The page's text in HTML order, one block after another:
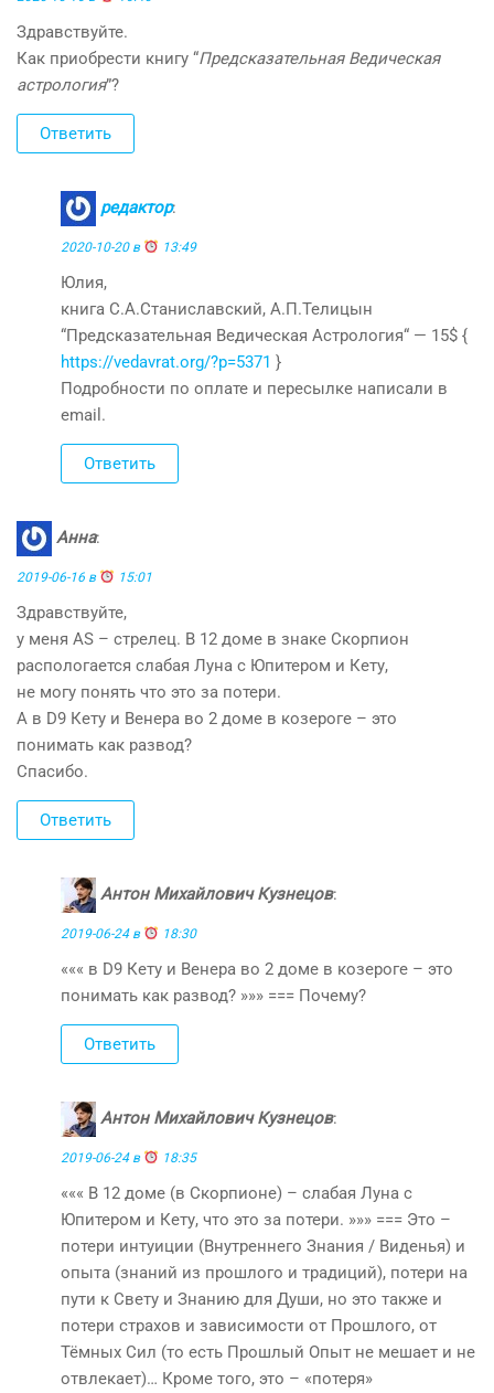
Здравствуйте.
Как приобрести книгу “Предсказательная Ведическая
астрология”?
Ответить
редактор:
2020-10-20 в 13:49
Юлия,
книга С.А.Станиславский, А.П.Телицын
“Предсказательная Ведическая Астрология“ — 15$ {
https://vedavrat.org/?p=5371 }
Подробности по оплате и пересылке написали в
email.
Ответить
Анна:
2019-06-16 в 15:01
Здравствуйте,
у меня АS – стрелец. В 12 доме в знаке Скорпион
распологается слабая Луна с Юпитером и Кету,
не могу понять что это за потери.
А в D9 Кету и Венера во 2 доме в козероге – это
понимать как развод?
Спасибо.
Ответить
Антон Михайлович Кузнецов:
2019-06-24 в 18:30
««« в D9 Кету и Венера во 2 доме в козероге – это
понимать как развод? »»» === Почему?
Ответить
Антон Михайлович Кузнецов:
2019-06-24 в 18:35
««« В 12 доме (в Скорпионе) – слабая Луна с
Юпитером и Кету, что это за потери. »»» === Это –
потери интуиции (Внутреннего Знания / Виденья) и
опыта (знаний из прошлого и традиций), потери на
пути к Свету и Знанию для Души, но это также и
потери страхов и зависимости от Прошлого, от
Тёмных Сил (то есть Прошлый Опыт не мешает и не
отвлекает)… Кроме того, это – «потеря»